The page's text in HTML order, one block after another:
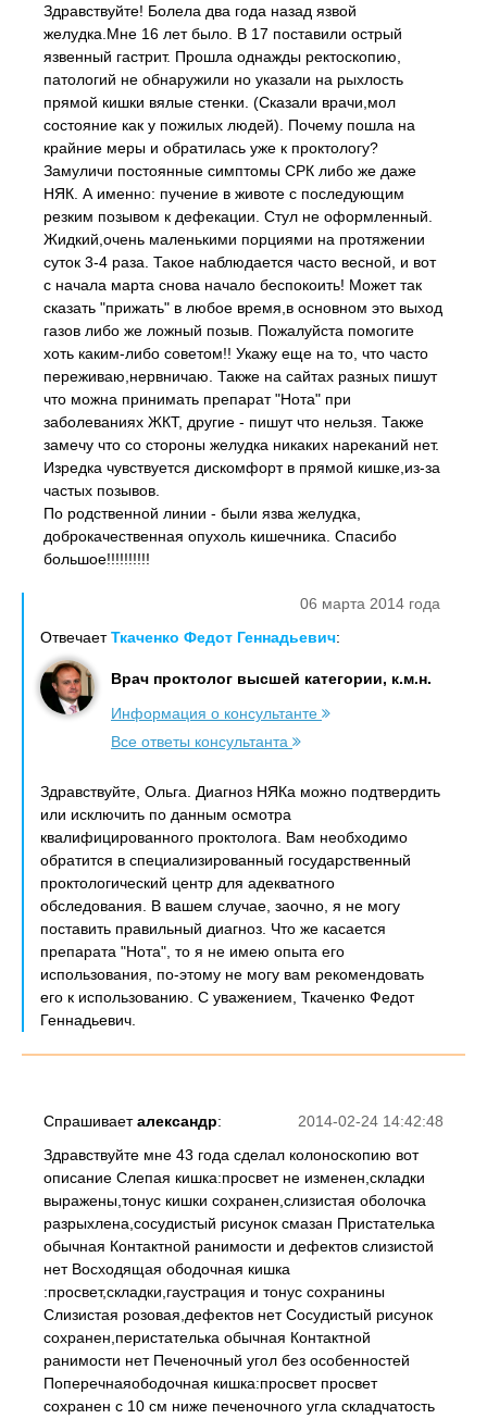
Здравствуйте! Болела два года назад язвой
желудка.Мне 16 лет было. В 17 поставили острый
язвенный гастрит. Прошла однажды ректоскопию,
патологий не обнаружили но указали на рыхлость
прямой кишки вялые стенки. (Сказали врачи,мол
состояние как у пожилых людей). Почему пошла на
крайние меры и обратилась уже к проктологу?
Замуличи постоянные симптомы СРК либо же даже
НЯК. А именно: пучение в животе с последующим
резким позывом к дефекации. Стул не оформленный.
Жидкий,очень маленькими порциями на протяжении
суток 3-4 раза. Такое наблюдается часто весной, и вот
с начала марта снова начало беспокоить! Может так
сказать "прижать" в любое время,в основном это выход
газов либо же ложный позыв. Пожалуйста помогите
хоть каким-либо советом!! Укажу еще на то, что часто
переживаю,нервничаю. Также на сайтах разных пишут
что можна принимать препарат "Нота" при
заболеваниях ЖКТ, другие - пишут что нельзя. Также
замечу что со стороны желудка никаких нареканий нет.
Изредка чувствуется дискомфорт в прямой кишке,из-за
частых позывов.
По родственной линии - были язва желудка,
доброкачественная опухоль кишечника. Спасибо
большое!!!!!!!!!!
06 марта 2014 года
ОтвечаетТкаченко Федот Геннадьевич:
Врач проктолог высшей категории, к.м.н.
Информация о консультанте
Все ответы консультанта
Здравствуйте, Ольга. Диагноз НЯКа можно подтвердить
или исключить по данным осмотра
квалифицированного проктолога. Вам необходимо
обратится в специализированный государственный
проктологический центр для адекватного
обследования. В вашем случае, заочно, я не могу
поставить правильный диагноз. Что же касается
препарата "Нота", то я не имею опыта его
использования, по-этому не могу вам рекомендовать
его к использованию. С уважением, Ткаченко Федот
Геннадьевич.
2014-02-24 14:42:48
Спрашиваеталександр:
Здравствуйте мне 43 года сделал колоноскопию вот
описание Слепая кишка:просвет не изменен,складки
выражены,тонус кишки сохранен,слизистая оболочка
разрыхлена,сосудистый рисунок смазан Пристателька
обычная Контактной ранимости и дефектов слизистой
нет Восходящая ободочная кишка
:просвет,складки,гаустрация и тонус сохранины
Слизистая розовая,дефектов нет Сосудистый рисунок
сохранен,перистателька обычная Контактной
ранимости нет Печеночный угол без особенностей
Поперечнаяободочная кишка:просвет просвет
сохранен с 10 см ниже печеночного угла складчатость